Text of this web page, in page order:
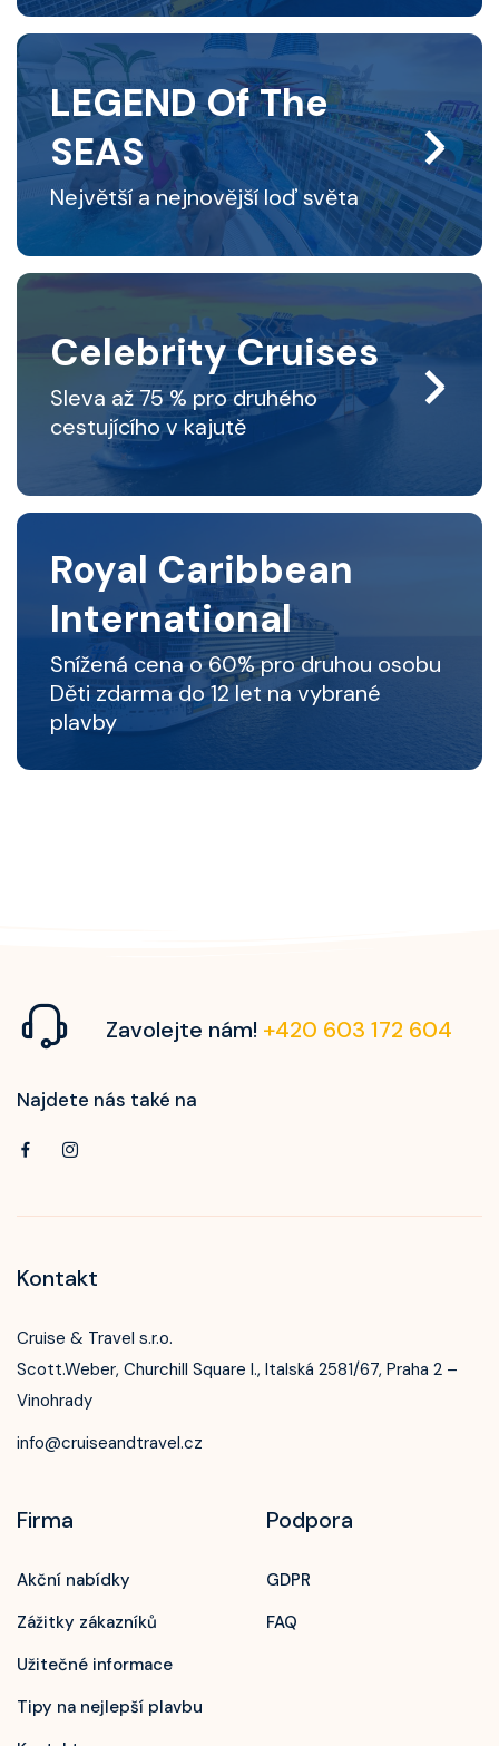
LEGEND Of The
SEAS
Největší a nejnovější loď světa
Celebrity Cruises
Sleva až 75 % pro druhého
cestujícího v kajutě
Royal Caribbean
International
Snížená cena o 60% pro druhou osobu
Děti zdarma do 12 let na vybrané
plavby
Zavolejte nám! +420 603 172 604
Najdete nás také na
Kontakt
Cruise & Travel s.r.o.
Scott.Weber, Churchill Square I., Italská 2581/67, Praha 2 –
Vinohrady
info@cruiseandtravel.cz
Firma
Akční nabídky
Zážitky zákazníků
Užitečné informace
Tipy na nejlepší plavbu
Podpora
GDPR
FAQ